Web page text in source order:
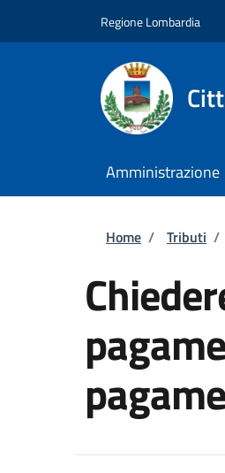
Regione Lombardia
Amministrazione
Home / Tributi /